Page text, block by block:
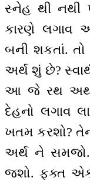
સ્નેહ થી નથી
કારણે લગાવ
બની શકતાં. તો
અર્થ શું છે?
આ જે રથ
દેહનો લગાવ
ખતમ કરશો?
અર્થ ને સમજો.
જશો. ફક્ત